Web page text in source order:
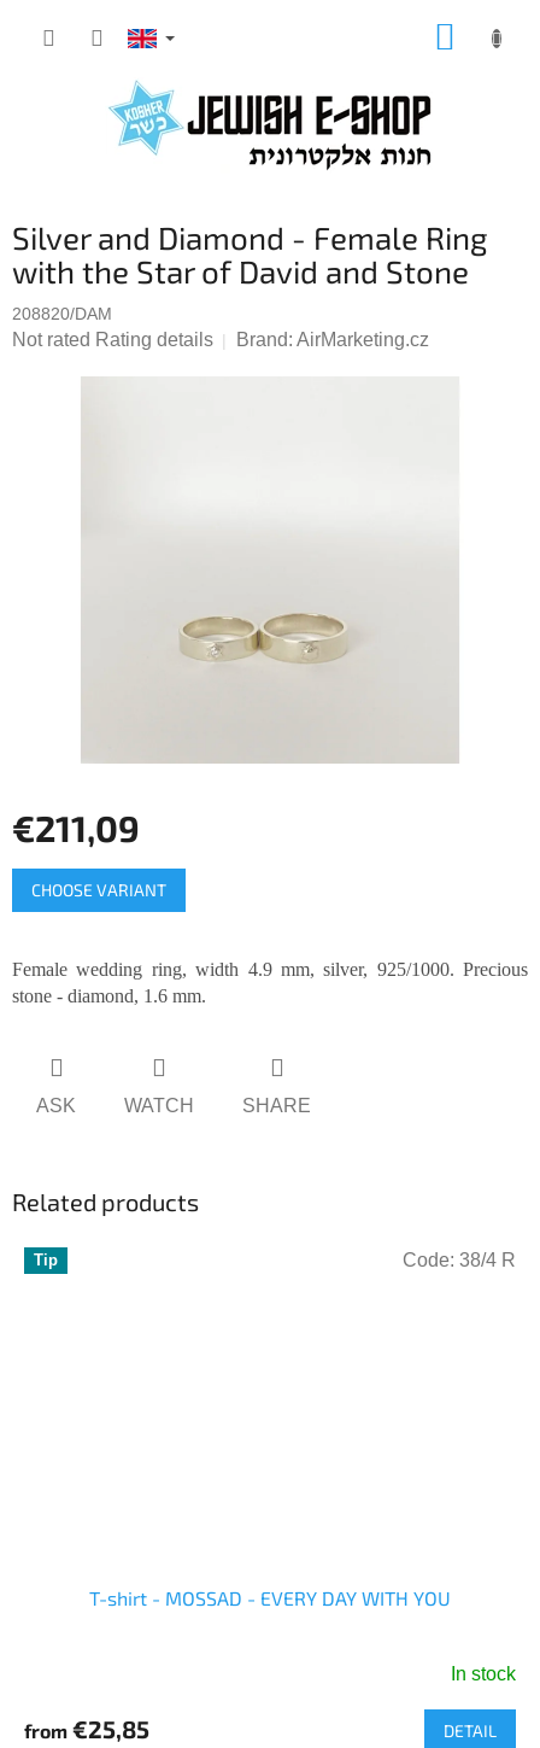
Silver and Diamond - Female Ring
with the Star of David and Stone
208820/DAM
The
Not rated Rating details Brand: AirMarketing.cz
€211,09
Measure
price:
CHOOSE VARIANT
Female wedding ring, width 4.9 mm, silver, 925/1000. Precious
stone - diamond, 1.6 mm.
ASK WATCH SHARE
Related products
Tip
T-shirt - MOSSAD - EVERY DAY WITH YOU
product
In stock
from €25,85 DETAIL
Code: 38/4 R